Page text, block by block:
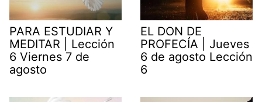
PARA ESTUDIAR Y
MEDITAR | Lección
6 Viernes 7 de
agosto
EL DON DE
PROFECÍA | Jueves
6 de agosto Lección
6